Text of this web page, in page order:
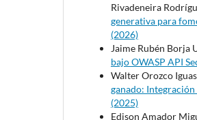
Rivadeneira
generativa para
(2026)
Jaime Rubén Borja
bajo OWASP API
Walter Orozco
ganado: Integración
(2025)
Edison Amador